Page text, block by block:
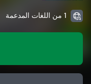
1 من اللغات المدعمة